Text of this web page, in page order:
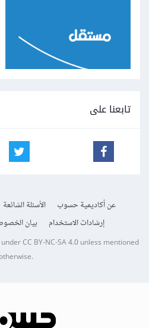
تابعنا على
عن أكاديمية حسوب الأسئلة الشائعة
إرشادات الاستخدام
بيان
underCC BY-NC-SA 4.0unless mentioned
otherwise.